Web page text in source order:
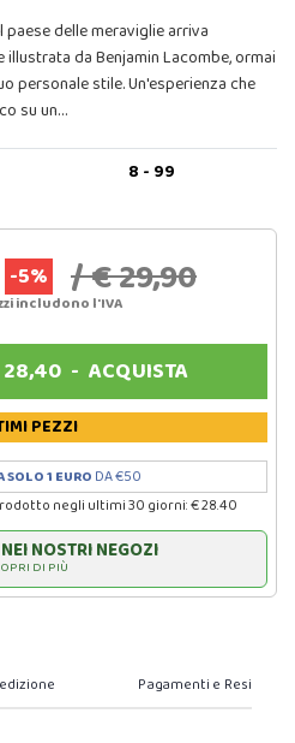
delle meraviglie arriva
da Benjamin Lacombe, ormai
personale stile. Un'esperienza che
su un…
8 - 99
-5% / € 29,90
includono l'IVA
28,40 -ACQUISTA
PEZZI
1 EURO DA €50
negli ultimi 30 giorni: € 28.40
NOSTRI NEGOZI
DI PIÙ
Pagamenti e Resi